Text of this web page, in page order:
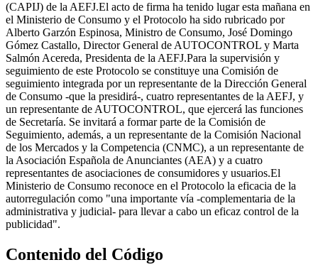
(CAPIJ) de la AEFJ.El acto de firma ha tenido lugar esta mañana en
el Ministerio de Consumo y el Protocolo ha sido rubricado por
Alberto Garzón Espinosa, Ministro de Consumo, José Domingo
Gómez Castallo, Director General de AUTOCONTROL y Marta
Salmón Acereda, Presidenta de la AEFJ.Para la supervisión y
seguimiento de este Protocolo se constituye una Comisión de
seguimiento integrada por un representante de la Dirección General
de Consumo -que la presidirá-, cuatro representantes de la AEFJ, y
un representante de AUTOCONTROL, que ejercerá las funciones
de Secretaría. Se invitará a formar parte de la Comisión de
Seguimiento, además, a un representante de la Comisión Nacional
de los Mercados y la Competencia (CNMC), a un representante de
la Asociación Española de Anunciantes (AEA) y a cuatro
representantes de asociaciones de consumidores y usuarios.El
Ministerio de Consumo reconoce en el Protocolo la eficacia de la
autorregulación como "una importante vía -complementaria de la
administrativa y judicial- para llevar a cabo un eficaz control de la
publicidad".
Contenido del Código